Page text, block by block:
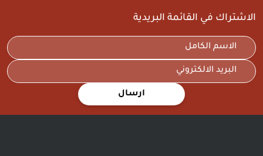
الاشتراك في القائمة البريدية
ارسال